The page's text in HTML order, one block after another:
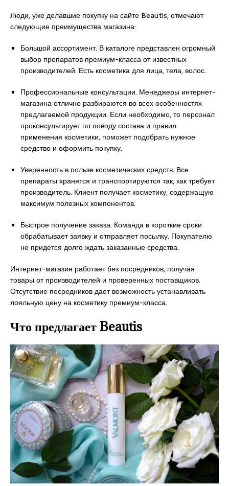
Люди, уже делавшие покупку на сайте Beautis, отмечают
следующие преимущества магазина:
Большой ассортимент. В каталоге представлен огромный
выбор препаратов премиум-класса от известных
производителей. Есть косметика для лица, тела, волос.
Профессиональные консультации. Менеджеры интернет-
магазина отлично разбираются во всех особенностях
предлагаемой продукции. Если необходимо, то персонал
проконсультирует по поводу состава и правил
применения косметики, поможет подобрать нужное
средство и оформить покупку.
Уверенность в пользе косметических средств. Все
препараты хранятся и транспортируются так, как требует
производитель. Клиент получает косметику, содержащую
максимум полезных компонентов.
Быстрое получение заказа. Команда в короткие сроки
обрабатывает заявку и отправляет посылку. Покупателю
не придется долго ждать заказанные средства.
Интернет-магазин работает без посредников, получая
товары от производителей и проверенных поставщиков.
Отсутствие посредников дает возможность устанавливать
лояльную цену на косметику премиум-класса.
Что предлагает Beautis